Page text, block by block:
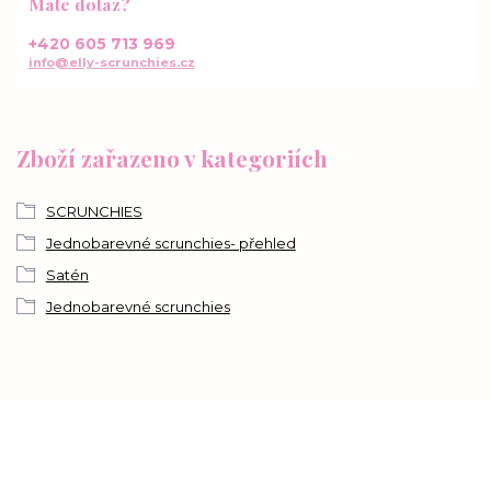
Zboží zařazeno v kategoriích
SCRUNCHIES
Jednobarevné scrunchies- přehled
Satén
Jednobarevné scrunchies
+420 605 713 969
info@elly-scrunchies.cz